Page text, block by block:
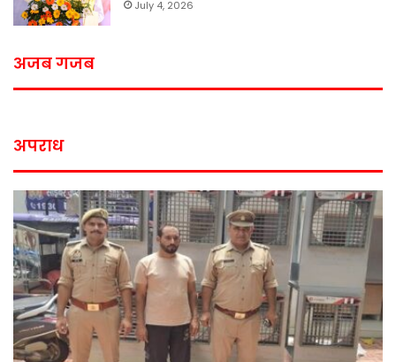
July 4, 2026
अजब गजब
अपराध